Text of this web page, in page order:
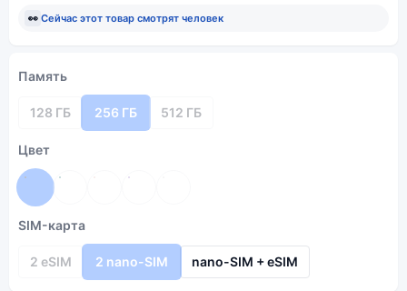
👀 Сейчас этот товар смотрят человек
Память
128 ГБ 256 ГБ 512 ГБ
Цвет
SIM-карта
2 eSIM 2 nano-SIM nano-SIM + eSIM